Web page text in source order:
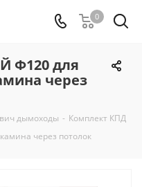
0
Ф120 для
через
дымоходы - Комплект КПД
через потолок